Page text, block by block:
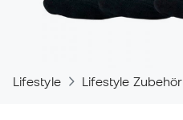
Lifestyle Lifestyle Zubehör